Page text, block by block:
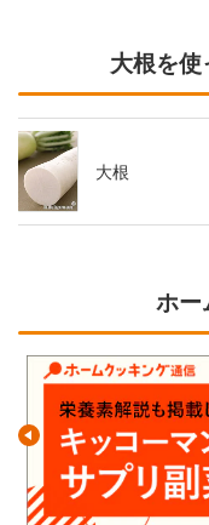
大根を使
大根
ホー